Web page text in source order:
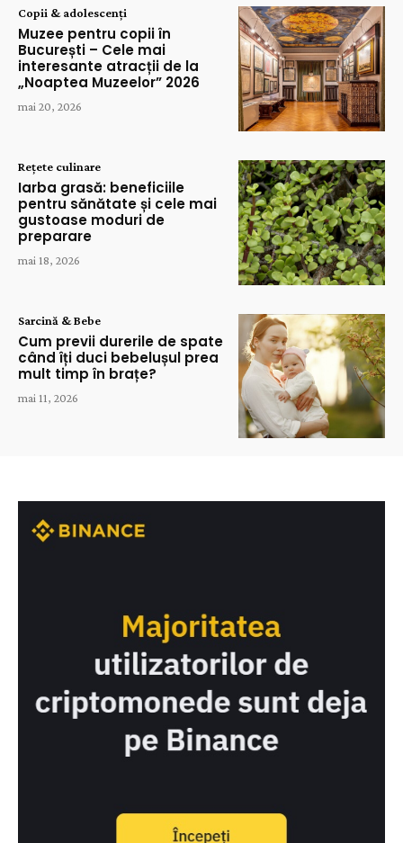
Copii & adolescenți
Muzee pentru copii în
București – Cele mai
interesante atracții de la
„Noaptea Muzeelor” 2026
mai 20, 2026
Rețete culinare
Iarba grasă: beneficiile
pentru sănătate și cele mai
gustoase moduri de
preparare
mai 18, 2026
Sarcină & Bebe
Cum previi durerile de spate
când îți duci bebelușul prea
mult timp în brațe?
mai 11, 2026